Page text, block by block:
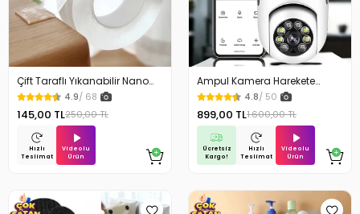
Çift Taraflı Yıkanabilir Nano
Teknoloji Bant 3 mt
4.9/ 68
145,00 TL250,00 TL
Hızlı
Teslimat
Videolu
Ürün
Ampul Kamera Harekete
Duyarlı Gece Görüşlü
4.8/ 50
899,00 TL1.600,00 TL
Ücretsiz
Kargo!
Hızlı
Teslimat
Videolu
Ürün